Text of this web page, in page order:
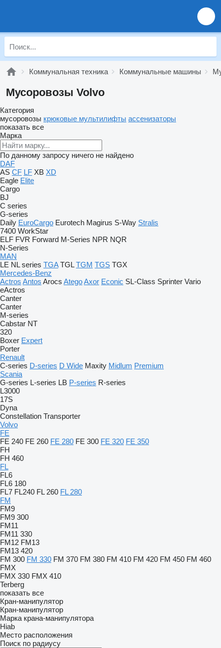
Коммунальная техника Коммунальные машины
Мусоровозы Volvo
Категория
мусоровозы крюковые мультилифты ассенизаторы
показать все
Марка
По данному запросу ничего не найдено
DAF
AS CF LF XB XD
Eagle Elite
Cargo
BJ
C series
G-series
Daily EuroCargo Eurotech Magirus S-Way Stralis
7400 WorkStar
ELF FVR Forward M-Series NPR NQR
N-Series
MAN
LE NL series TGA TGL TGM TGS TGX
Mercedes-Benz
Actros Antos Arocs AtegoAxor Econic SL-Class Sprinter Vario
eActros
Canter
Canter
M-series
Cabstar NT
320
Boxer Expert
Porter
Renault
C-series D-series D Wide Maxity Midlum Premium
Scania
G-series L-series LB P-series R-series
L3000
17S
Dyna
Constellation Transporter
Volvo
FE
FE 240 FE 260 FE 280 FE 300 FE 320 FE 350
FH
FH 460
FL
FL6
FL6 180
FL7 FL240 FL 260 FL 280
FM
FM9
FM9 300
FM11
FM11 330
FM12 FM13
FM13 420
FM 300 FM 330 FM 370 FM 380 FM 410 FM 420 FM 450 FM 460
FMX
FMX 330 FMX 410
Terberg
показать все
Кран-манипулятор
Кран-манипулятор
Марка крана-манипулятора
Hiab
Место расположения
Поиск по радиусу